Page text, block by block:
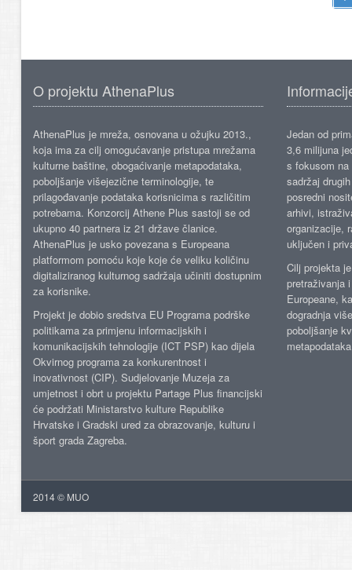
O projektu AthenaPlus
AthenaPlus je mreža, osnovana u ožujku 2013.,
koja ima za cilj omogućavanje pristupa mrežama
kulturne baštine, obogaćivanje metapodataka,
poboljšanje višejezične terminologije, te
prilagođavanje podataka korisnicima s različitim
potrebama. Konzorcij Athene Plus sastoji se od
ukupno 40 partnera iz 21 države članice.
AthenaPlus je usko povezana s Europeana
platformom pomoću koje koje će veliku količinu
digitaliziranog kulturnog sadržaja učiniti dostupnim
za korisnike.
Projekt je dobio sredstva EU Programa podrške
politikama za primjenu informacijskih i
komunikacijskih tehnologije (ICT PSP) kao dijela
Okvirnog programa za konkurentnost i
inovativnost (CIP). Sudjelovanje Muzeja za
umjetnost i obrt u projektu Partage Plus financijski
će podržati Ministarstvo kulture Republike
Hrvatske i Gradski ured za obrazovanje, kulturu i
šport grada Zagreba.
Jedan od
3,6 milijuna
s fokusom
sadržaj
posredni
arhivi,
organizacije,
uključen i
Cilj projekta
pretraživanja
Europeane,
dogradnja
poboljšanje
2014 © MUO